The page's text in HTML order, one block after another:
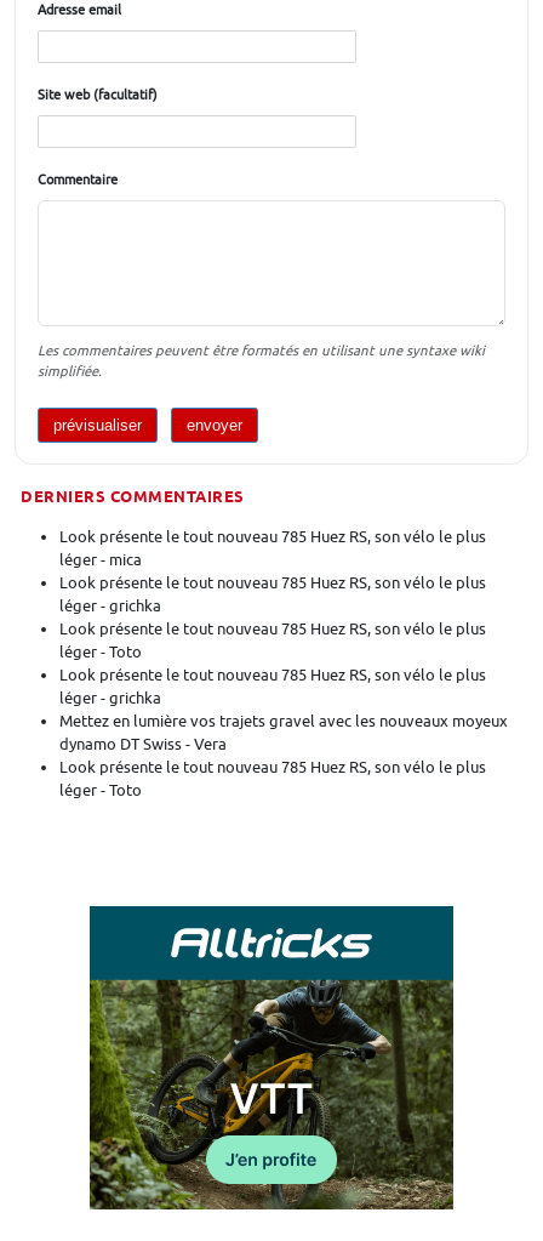
Adresse email
Site web (facultatif)
Commentaire
Les commentaires peuvent être formatés en utilisant une syntaxe wiki
simplifiée.
DERNIERS COMMENTAIRES
Look présente le tout nouveau 785 Huez RS, son vélo le plus
léger - mica
Look présente le tout nouveau 785 Huez RS, son vélo le plus
léger - grichka
Look présente le tout nouveau 785 Huez RS, son vélo le plus
léger - Toto
Look présente le tout nouveau 785 Huez RS, son vélo le plus
léger - grichka
Mettez en lumière vos trajets gravel avec les nouveaux moyeux
dynamo DT Swiss - Vera
Look présente le tout nouveau 785 Huez RS, son vélo le plus
léger - Toto